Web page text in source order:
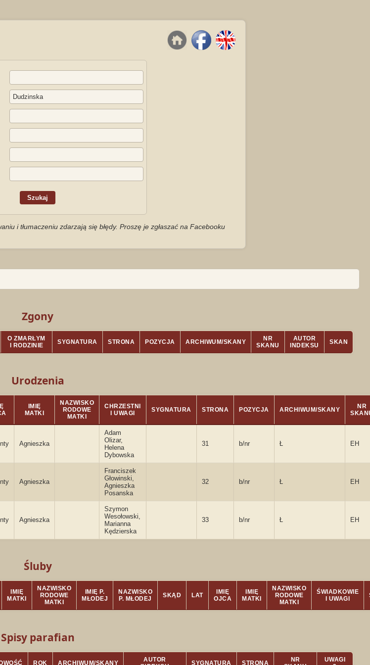
i tłumaczeniu zdarzają się błędy. Proszę je zgłaszać na Facebooku
Zgony
O ZMARŁYM
I RODZINIE
SYGNATURA STRONA POZYCJA ARCHIWUM/SKANY
NR
SKANU
AUTOR
INDEKSU
SKAN
Urodzenia
IMIĘ
MATKI
NAZWISKO
RODOWE
MATKI
CHRZESTNI
I UWAGI
SYGNATURA STRONA POZYCJA ARCHIWUM/SKANY
NR
Agnieszka
Adam
Olizar,
Helena
Dybowska
31 b/nr Ł EH
Agnieszka
Franciszek
Głowinski,
Agnieszka
Posanska
32 b/nr Ł EH
Agnieszka
Szymon
Wesołowski,
Marianna
Kędzierska
33 b/nr Ł EH
Śluby
IMIĘ
MATKI
NAZWISKO
RODOWE
MATKI
IMIĘ P.
MŁODEJ
NAZWISKO
P. MŁODEJ
SKĄD LAT
IMIĘ
OJCA
IMIĘ
MATKI
NAZWISKO
RODOWE
MATKI
ŚWIADKOWIE
I UWAGI
Spisy parafian
ROK ARCHIWUM/SKANY
AUTOR
SYGNATURA STRONA
NR
UWAGI